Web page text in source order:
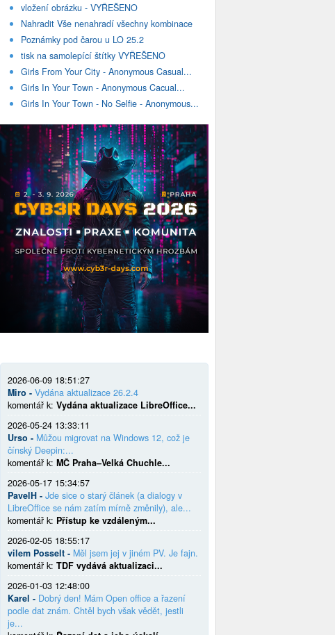
vložení obrázku - VYŘEŠENO
Nahradit Vše nenahradí všechny kombinace
Poznámky pod čarou u LO 25.2
tisk na samolepící štítky VYŘEŠENO
Girls From Your City - Anonymous Casual...
Girls In Your Town - Anonymous Cacual...
Girls In Your Town - No Selfie - Anonymous...
2026-06-09 18:51:27
Miro - Vydána aktualizace 26.2.4
komentář k: Vydána aktualizace LibreOffice...
2026-05-24 13:33:11
Urso - Můžou migrovat na Windows 12, což je
čínský Deepin:...
komentář k: MČ Praha–Velká Chuchle...
2026-05-17 15:34:57
PavelH - Jde sice o starý článek (a dialogy v
LibreOffice se nám zatím mírně změnily), ale...
komentář k: Přístup ke vzdáleným...
2026-02-05 18:55:17
vilem Posselt - Měl jsem jej v jiném PV. Je fajn.
komentář k: TDF vydává aktualizaci...
2026-01-03 12:48:00
Karel - Dobrý den! Mám Open office a řazení
podle dat znám. Chtěl bych však vědět, jestli
je...